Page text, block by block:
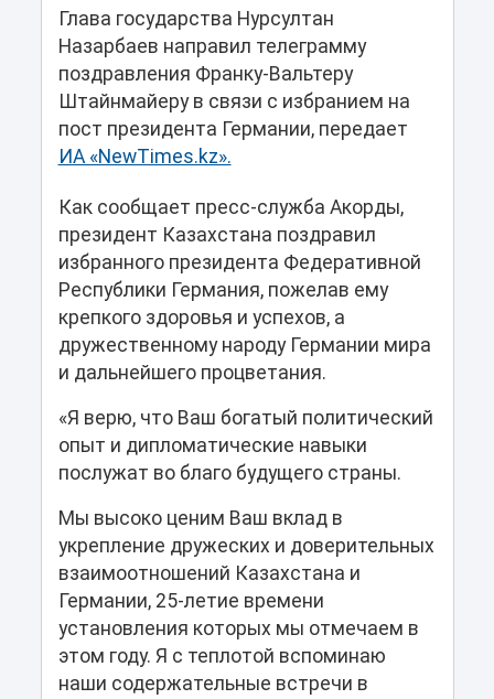
Глава государства Нурсултан
Назарбаев направил телеграмму
поздравления Франку-Вальтеру
Штайнмайеру в связи с избранием на
пост президента Германии, передает
ИА «NewTimes.kz».
Как сообщает пресс-служба Акорды,
президент Казахстана поздравил
избранного президента Федеративной
Республики Германия, пожелав ему
крепкого здоровья и успехов, а
дружественному народу Германии мира
и дальнейшего процветания.
«Я верю, что Ваш богатый политический
опыт и дипломатические навыки
послужат во благо будущего страны.
Мы высоко ценим Ваш вклад в
укрепление дружеских и доверительных
взаимоотношений Казахстана и
Германии, 25-летие времени
установления которых мы отмечаем в
этом году. Я с теплотой вспоминаю
наши содержательные встречи в